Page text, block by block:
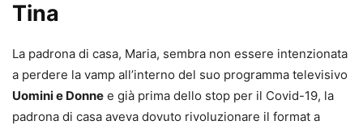
Tina
La padrona di casa, Maria, sembra non essere intenzionata
a perdere la vamp all’interno del suo programma televisivo
Uomini e Donne e già prima dello stop per il Covid-19, la
padrona di casa aveva dovuto rivoluzionare il format a